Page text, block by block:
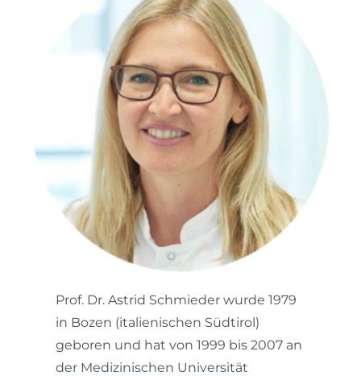
Prof. Dr. Astrid Schmieder wurde 1979
in Bozen (italienischen Südtirol)
geboren und hat von 1999 bis 2007 an
der Medizinischen Universität